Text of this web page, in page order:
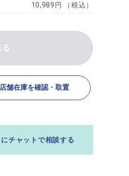
10,989円 （税込）
店舗在庫を確認・取置
チャットで相談する